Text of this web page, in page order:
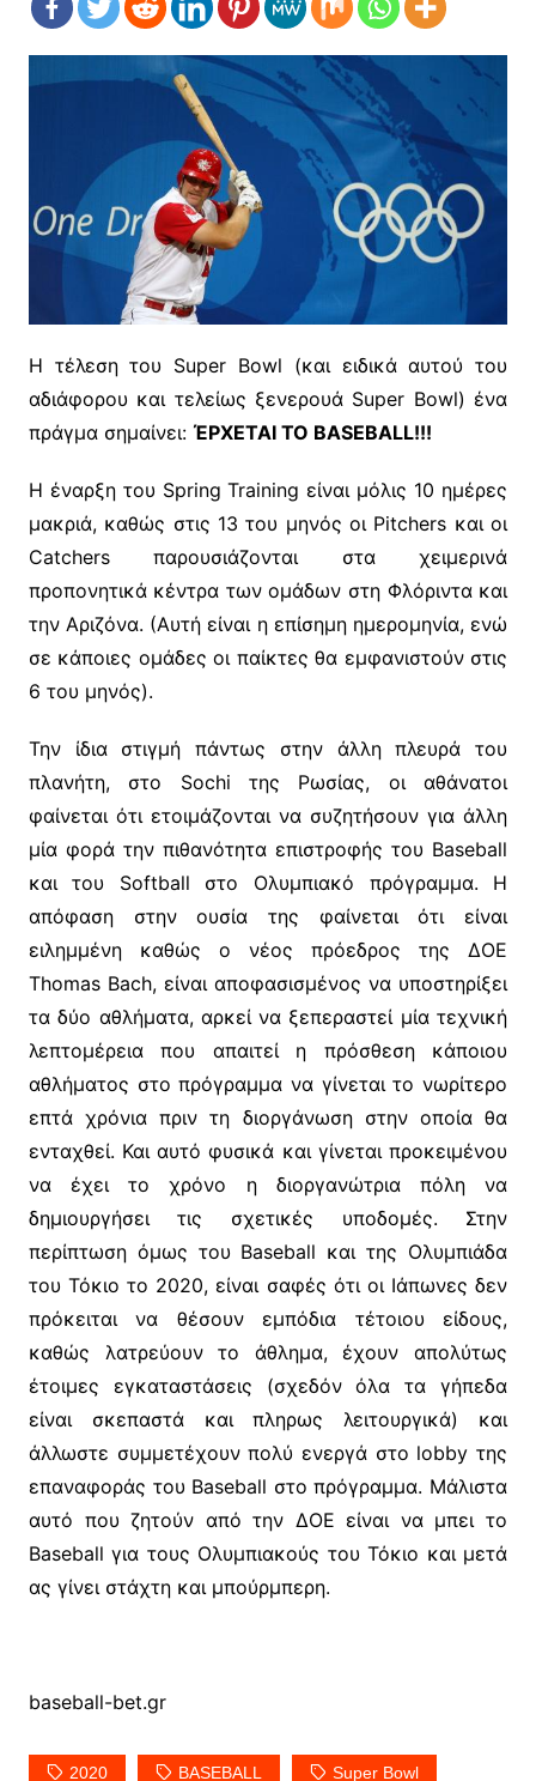
Η τέλεση του Super Bowl (και ειδικά αυτού του
αδιάφορου και τελείως ξενερουά Super Bowl) ένα
πράγμα σημαίνει: ΈΡΧΕΤΑΙ ΤΟ BASEBALL!!!
Η έναρξη του Spring Training είναι μόλις 10 ημέρες
μακριά, καθώς στις 13 του μηνός οι Pitchers και οι
Catchers παρουσιάζονται στα χειμερινά
προπονητικά κέντρα των ομάδων στη Φλόριντα και
την Αριζόνα. (Αυτή είναι η επίσημη ημερομηνία, ενώ
σε κάποιες ομάδες οι παίκτες θα εμφανιστούν στις
6 του μηνός).
Την ίδια στιγμή πάντως στην άλλη πλευρά του
πλανήτη, στο Sochi της Ρωσίας, οι αθάνατοι
φαίνεται ότι ετοιμάζονται να συζητήσουν για άλλη
μία φορά την πιθανότητα επιστροφής του Baseball
και του Softball στο Ολυμπιακό πρόγραμμα. Η
απόφαση στην ουσία της φαίνεται ότι είναι
ειλημμένη καθώς ο νέος πρόεδρος της ΔΟΕ
Thomas Bach, είναι αποφασισμένος να υποστηρίξει
τα δύο αθλήματα, αρκεί να ξεπεραστεί μία τεχνική
λεπτομέρεια που απαιτεί η πρόσθεση κάποιου
αθλήματος στο πρόγραμμα να γίνεται το νωρίτερο
επτά χρόνια πριν τη διοργάνωση στην οποία θα
ενταχθεί. Και αυτό φυσικά και γίνεται προκειμένου
να έχει το χρόνο η διοργανώτρια πόλη να
δημιουργήσει τις σχετικές υποδομές. Στην
περίπτωση όμως του Baseball και της Ολυμπιάδα
του Τόκιο το 2020, είναι σαφές ότι οι Ιάπωνες δεν
πρόκειται να θέσουν εμπόδια τέτοιου είδους,
καθώς λατρεύουν το άθλημα, έχουν απολύτως
έτοιμες εγκαταστάσεις (σχεδόν όλα τα γήπεδα
είναι σκεπαστά και πληρως λειτουργικά) και
άλλωστε συμμετέχουν πολύ ενεργά στο lobby της
επαναφοράς του Baseball στο πρόγραμμα. Μάλιστα
αυτό που ζητούν από την ΔΟΕ είναι να μπει το
Baseball για τους Ολυμπιακούς του Τόκιο και μετά
ας γίνει στάχτη και μπούρμπερη.
baseball-bet.gr
2020 BASEBALL Super Bowl